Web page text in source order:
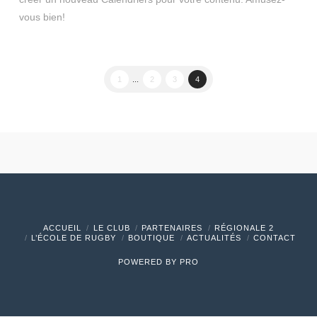
vous bien!
1 2 3 4
ACCUEIL LE CLUB PARTENAIRES
RÉGIONALE 2
L’ÉCOLE DE RUGBY
BOUTIQUE ACTUALITÉS CONTACT
POWERED BY PRO